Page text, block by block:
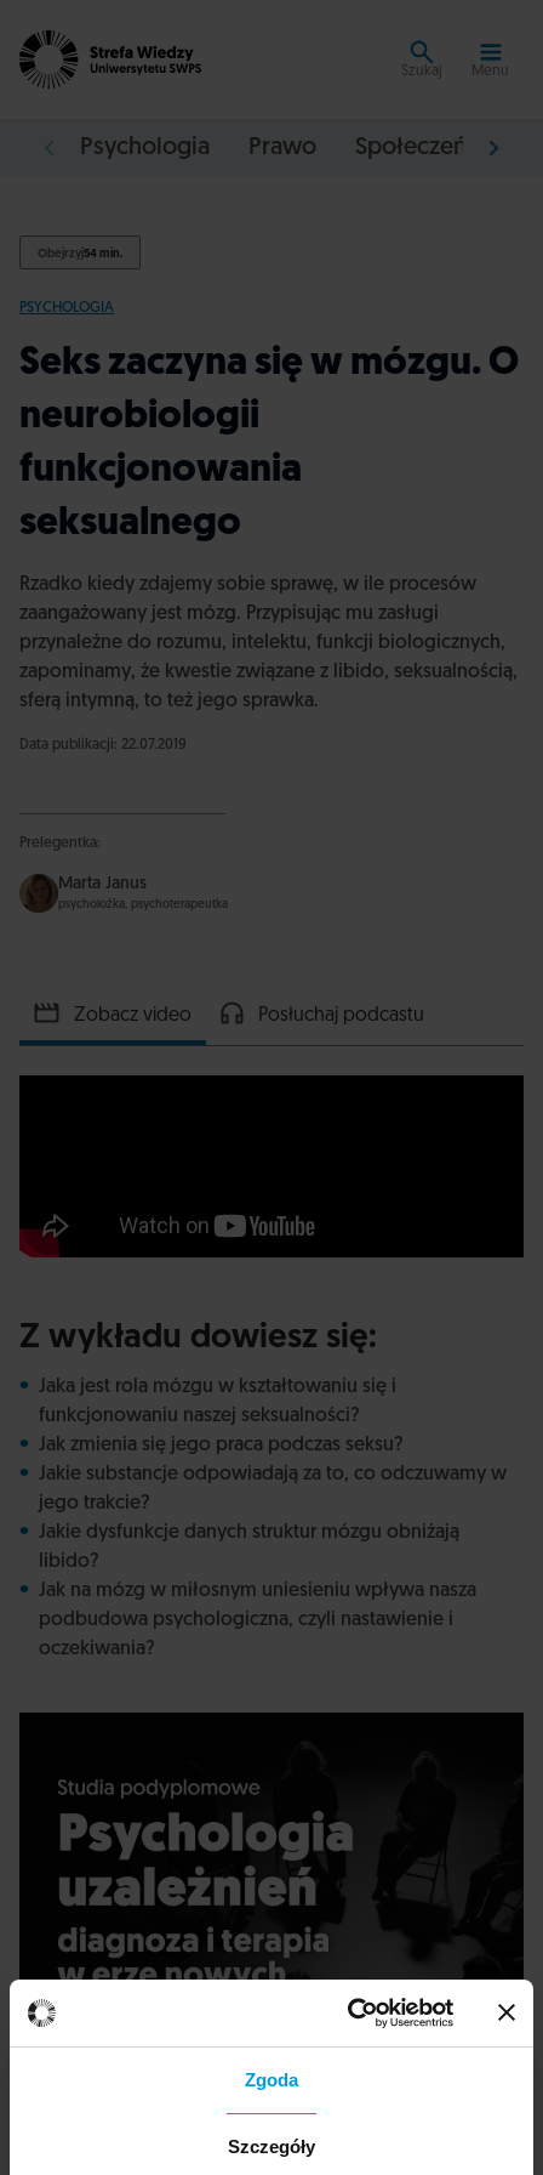
Zgoda
Szczegóły
Szukaj Menu
Psychologia Prawo Społeczeństwo
Obejrzyj54 min.
PSYCHOLOGIA
Seks zaczyna się w mózgu. O
neurobiologii
funkcjonowania
seksualnego
Rzadko kiedy zdajemy sobie sprawę, w ile procesów
zaangażowany jest mózg. Przypisując mu zasługi
przynależne do rozumu, intelektu, funkcji biologicznych,
zapominamy, że kwestie związane z libido, seksualnością,
sferą intymną, to też jego sprawka.
Data publikacji: 22.07.2019
Prelegentka:
Marta Janus
psycholożka, psychoterapeutka
Zobacz video Posłuchaj podcastu
Z wykładu dowiesz się:
Jaka jest rola mózgu w kształtowaniu się i
funkcjonowaniu naszej seksualności?
Jak zmienia się jego praca podczas seksu?
Jakie substancje odpowiadają za to, co odczuwamy w
jego trakcie?
Jakie dysfunkcje danych struktur mózgu obniżają
libido?
Jak na mózg w miłosnym uniesieniu wpływa nasza
podbudowa psychologiczna, czyli nastawienie i
oczekiwania?